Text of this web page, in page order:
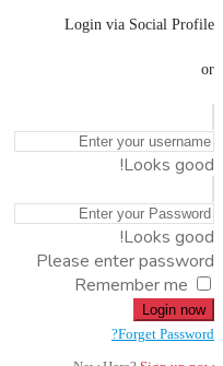
Login via Social Profile
or
Looks good!
Looks good!
Please enter password
Remember me
Login now
Forget Password?